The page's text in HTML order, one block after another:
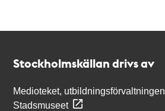
Stockholmskällan drivs av
Medioteket, utbildningsförvaltningen
Stadsmuseet